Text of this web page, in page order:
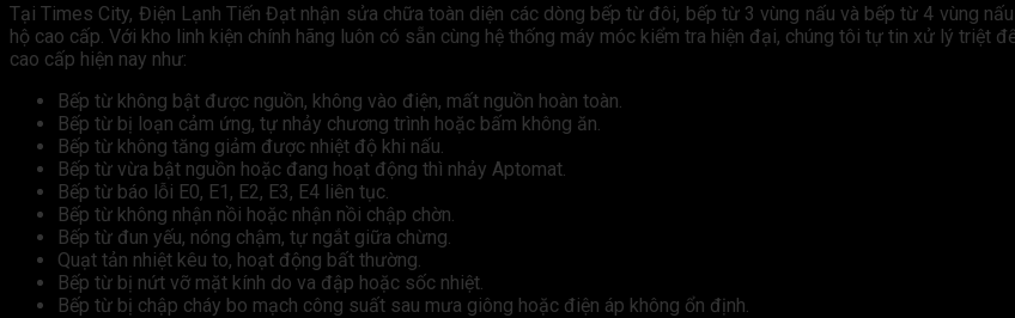
Tại Times City, Điện Lạnh Tiến Đạt nhận sửa chữa toàn diện các dòng bếp từ đôi, bếp từ 3 vùng nấu và bếp từ 4 vùng
hộ cao cấp. Với kho linh kiện chính hãng luôn có sẵn cùng hệ thống máy móc kiểm tra hiện đại, chúng tôi tự tin xử lý
cao cấp hiện nay như:
Bếp từ không bật được nguồn, không vào điện, mất nguồn hoàn toàn.
Bếp từ bị loạn cảm ứng, tự nhảy chương trình hoặc bấm không ăn.
Bếp từ không tăng giảm được nhiệt độ khi nấu.
Bếp từ vừa bật nguồn hoặc đang hoạt động thì nhảy Aptomat.
Bếp từ báo lỗi E0, E1, E2, E3, E4 liên tục.
Bếp từ không nhận nồi hoặc nhận nồi chập chờn.
Bếp từ đun yếu, nóng chậm, tự ngắt giữa chừng.
Quạt tản nhiệt kêu to, hoạt động bất thường.
Bếp từ bị nứt vỡ mặt kính do va đập hoặc sốc nhiệt.
Bếp từ bị chập cháy bo mạch công suất sau mưa giông hoặc điện áp không ổn định.